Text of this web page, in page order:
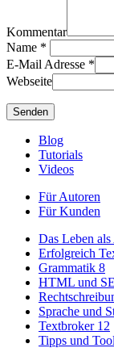
Kommentar
Name *
E-Mail Adresse *
Webseite
Blog
Tutorials
Videos
Für Autoren
Für Kunden
Das Leben
Erfolgreich
Grammatik 8
HTML und
Sprache und
Textbroker 12
Tipps und